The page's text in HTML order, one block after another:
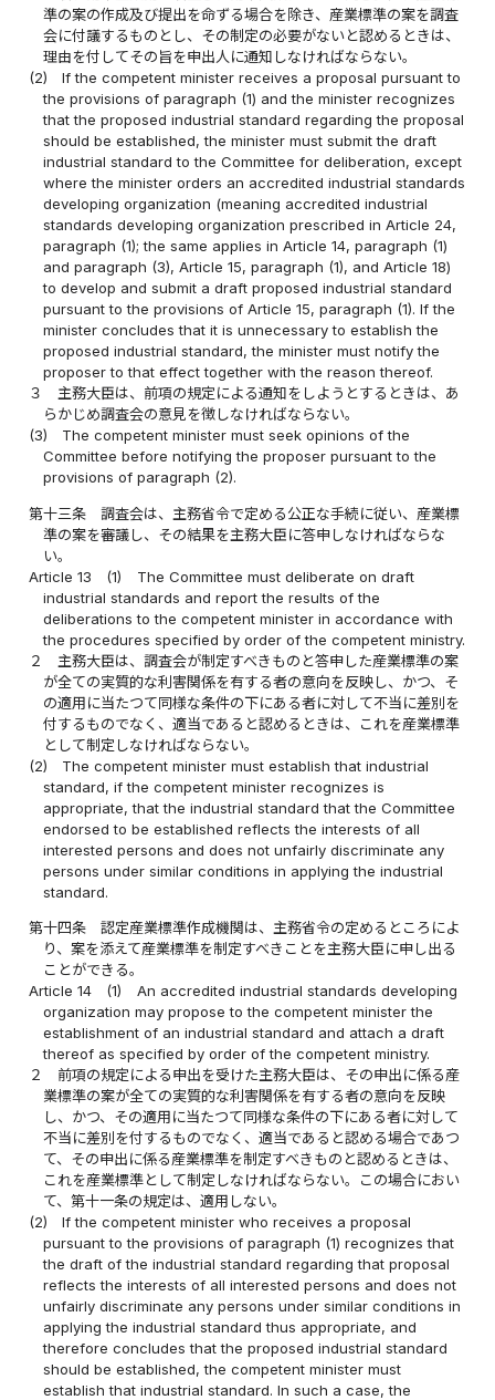
準の案の作成及び提出を命ずる場合を除き、産業標準の案を調査
会に付議するものとし、その制定の必要がないと認めるときは、
理由を付してその旨を申出人に通知しなければならない。
(2)
If the competent minister receives a proposal pursuant to
the provisions of paragraph (1) and the minister recognizes
that the proposed industrial standard regarding the proposal
should be established, the minister must submit the draft
industrial standard to the Committee for deliberation, except
where the minister orders an accredited industrial standards
developing organization (meaning accredited industrial
standards developing organization prescribed in Article 24,
paragraph (1); the same applies in Article 14, paragraph (1)
and paragraph (3), Article 15, paragraph (1), and Article 18)
to develop and submit a draft proposed industrial standard
pursuant to the provisions of Article 15, paragraph (1). If the
minister concludes that it is unnecessary to establish the
proposed industrial standard, the minister must notify the
proposer to that effect together with the reason thereof.
３
主務大臣は、前項の規定による通知をしようとするときは、あ
らかじめ調査会の意見を徴しなければならない。
(3)
The competent minister must seek opinions of the
Committee before notifying the proposer pursuant to the
provisions of paragraph (2).
第十三条
調査会は、主務省令で定める公正な手続に従い、産業標
準の案を審議し、その結果を主務大臣に答申しなければならな
い。
Article 13
(1)
The Committee must deliberate on draft
industrial standards and report the results of the
deliberations to the competent minister in accordance with
the procedures specified by order of the competent ministry.
２
主務大臣は、調査会が制定すべきものと答申した産業標準の案
が全ての実質的な利害関係を有する者の意向を反映し、かつ、そ
の適用に当たつて同様な条件の下にある者に対して不当に差別を
付するものでなく、適当であると認めるときは、これを産業標準
として制定しなければならない。
(2)
The competent minister must establish that industrial
standard, if the competent minister recognizes is
appropriate, that the industrial standard that the Committee
endorsed to be established reflects the interests of all
interested persons and does not unfairly discriminate any
persons under similar conditions in applying the industrial
standard.
第十四条
認定産業標準作成機関は、主務省令の定めるところによ
り、案を添えて産業標準を制定すべきことを主務大臣に申し出る
ことができる。
Article 14
(1)
An accredited industrial standards developing
organization may propose to the competent minister the
establishment of an industrial standard and attach a draft
thereof as specified by order of the competent ministry.
２
前項の規定による申出を受けた主務大臣は、その申出に係る産
業標準の案が全ての実質的な利害関係を有する者の意向を反映
し、かつ、その適用に当たつて同様な条件の下にある者に対して
不当に差別を付するものでなく、適当であると認める場合であつ
て、その申出に係る産業標準を制定すべきものと認めるときは、
これを産業標準として制定しなければならない。この場合におい
て、第十一条の規定は、適用しない。
(2)
If the competent minister who receives a proposal
pursuant to the provisions of paragraph (1) recognizes that
the draft of the industrial standard regarding that proposal
reflects the interests of all interested persons and does not
unfairly discriminate any persons under similar conditions in
applying the industrial standard thus appropriate, and
therefore concludes that the proposed industrial standard
should be established, the competent minister must
establish that industrial standard. In such a case, the